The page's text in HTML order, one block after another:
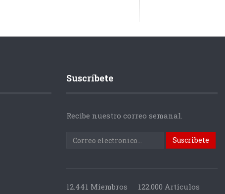
Suscríbete
Recibe nuestro correo semanal.
12.441 Miembros 122.000 Articulos